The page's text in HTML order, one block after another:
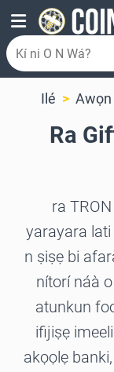
Ilé
Ra
ra
yarayara lati
n ṣiṣẹ bi
nítorí náà
atunkun
ifijiṣẹ
akọọlẹ